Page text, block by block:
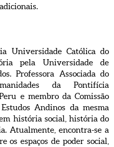
Universidade Católica do
pela Universidade de
Professora Associada do
da Pontifícia
e membro da Comissão
Andinos da mesma
história social, história do
Atualmente, encontra-se a
espaços de poder social,